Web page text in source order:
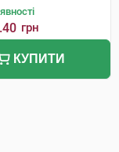
грн
КУПИТИ